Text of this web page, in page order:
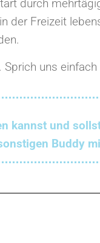
durch
der Freizeit
uns einfach
kannst und
Buddy